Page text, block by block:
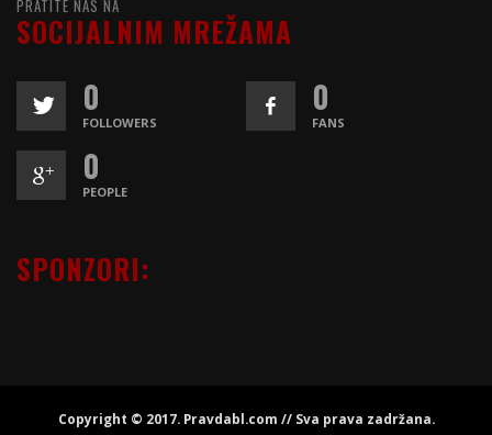
PRATITE NAS NA
SOCIJALNIM MREŽAMA
0
FOLLOWERS
0
FANS
0
PEOPLE
SPONZORI:
Copyright © 2017. Pravdabl.com // Sva prava zadržana.